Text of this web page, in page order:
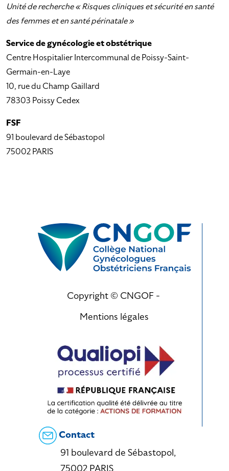
Unité de recherche « Risques cliniques et sécurité en santé
des femmes et en santé périnatale »
Service de gynécologie et obstétrique
Centre Hospitalier Intercommunal de Poissy-Saint-
Germain-en-Laye
10, rue du Champ Gaillard
78303 Poissy Cedex
FSF
91 boulevard de Sébastopol
75002 PARIS
Copyright © CNGOF -
Mentions légales
Contact
91 boulevard de Sébastopol,
75002 PARIS